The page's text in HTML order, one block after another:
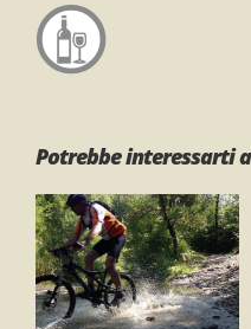
Potrebbe interessarti
Montaione e il
suo territorio